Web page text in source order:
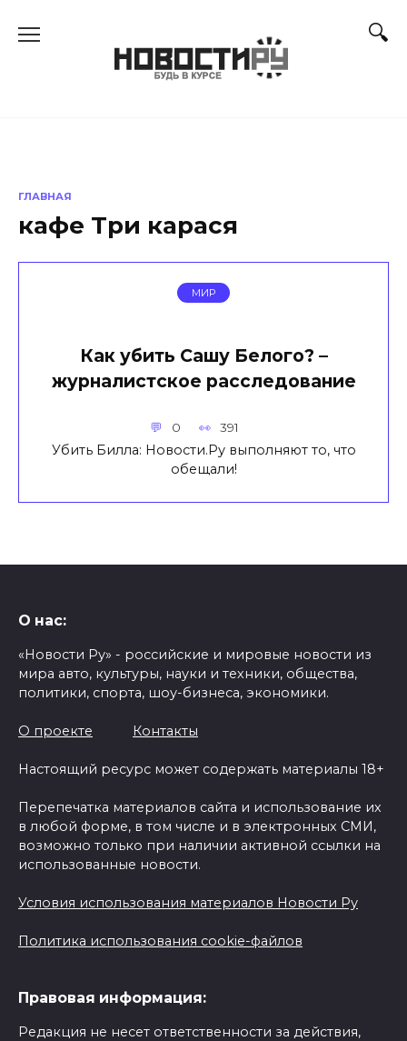
ГЛАВНАЯ
кафе Три карася
МИР
Как убить Сашу Белого? –
журналистское расследование
0 391
Убить Билла: Новости.Ру выполняют то, что
обещали!
О нас:
«Новости Ру» - российские и мировые новости из
мира авто, культуры, науки и техники, общества,
политики, спорта, шоу-бизнеса, экономики.
О проекте Контакты
Настоящий ресурс может содержать материалы 18+
Перепечатка материалов сайта и использование их
в любой форме, в том числе и в электронных СМИ,
возможно только при наличии активной ссылки на
использованные новости.
Условия использования материалов Новости Ру
Политика использования cookie-файлов
Правовая информация:
Редакция не несет ответственности за действия,